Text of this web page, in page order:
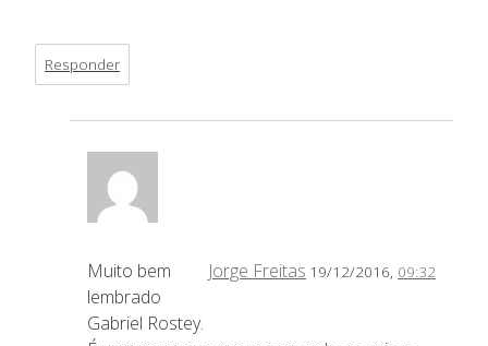
Responder
Jorge Freitas 19/12/2016, 09:32
Muito bem
lembrado
Gabriel Rostey.